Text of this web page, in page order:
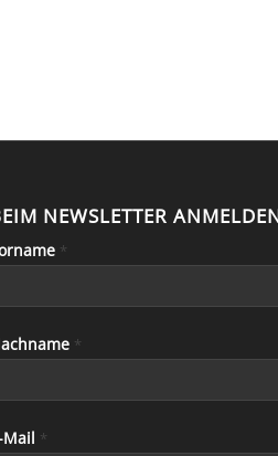
NEWSLETTER
*
*
Mail *